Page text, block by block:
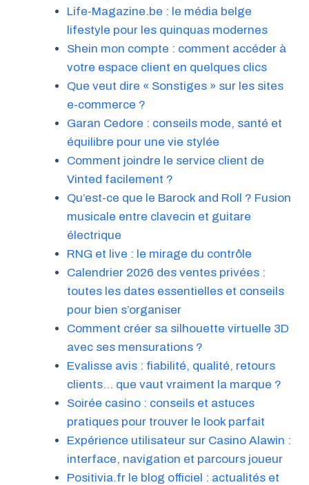
Life-Magazine.be : le média belge
lifestyle pour les quinquas modernes
Shein mon compte : comment accéder à
votre espace client en quelques clics
Que veut dire « Sonstiges » sur les sites
e-commerce ?
Garan Cedore : conseils mode, santé et
équilibre pour une vie stylée
Comment joindre le service client de
Vinted facilement ?
Qu’est-ce que le Barock and Roll ? Fusion
musicale entre clavecin et guitare
électrique
RNG et live : le mirage du contrôle
Calendrier 2026 des ventes privées :
toutes les dates essentielles et conseils
pour bien s’organiser
Comment créer sa silhouette virtuelle 3D
avec ses mensurations ?
Evalisse avis : fiabilité, qualité, retours
clients… que vaut vraiment la marque ?
Soirée casino : conseils et astuces
pratiques pour trouver le look parfait
Expérience utilisateur sur Casino Alawin :
interface, navigation et parcours joueur
Positivia.fr le blog officiel : actualités et